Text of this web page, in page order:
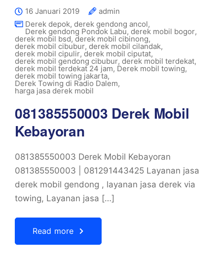
16 Januari 2019
admin
Derek depok, derek gendong ancol,
Derek gendong Pondok Labu, derek mobil bogor,
derek mobil bsd, derek mobil cibinong,
derek mobil cibubur, derek mobil cilandak,
derek mobil cipulir, derek mobil ciputat,
derek mobil gendong cibubur, derek mobil terdekat,
derek mobil terdekat 24 jam, Derek mobil towing,
derek mobil towing jakarta,
Derek Towing di Radio Dalem,
harga jasa derek mobil
081385550003 Derek Mobil
Kebayoran
081385550003 Derek Mobil Kebayoran
081385550003 | 081291443425 Layanan jasa
derek mobil gendong , layanan jasa derek via
towing, Layanan jasa […]
Read more